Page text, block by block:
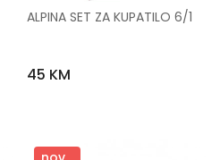
ALPINA SET ZA KUPATILO 6/1
45 KM